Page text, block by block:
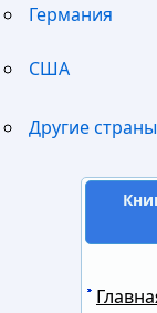
Германия
США
Другие страны